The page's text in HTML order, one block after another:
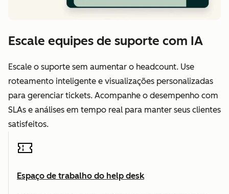
Escale equipes de suporte com IA
Escale o suporte sem aumentar o headcount. Use
roteamento inteligente e visualizações personalizadas
para gerenciar tickets. Acompanhe o desempenho com
SLAs e análises em tempo real para manter seus clientes
satisfeitos.
Espaço de trabalho do help desk